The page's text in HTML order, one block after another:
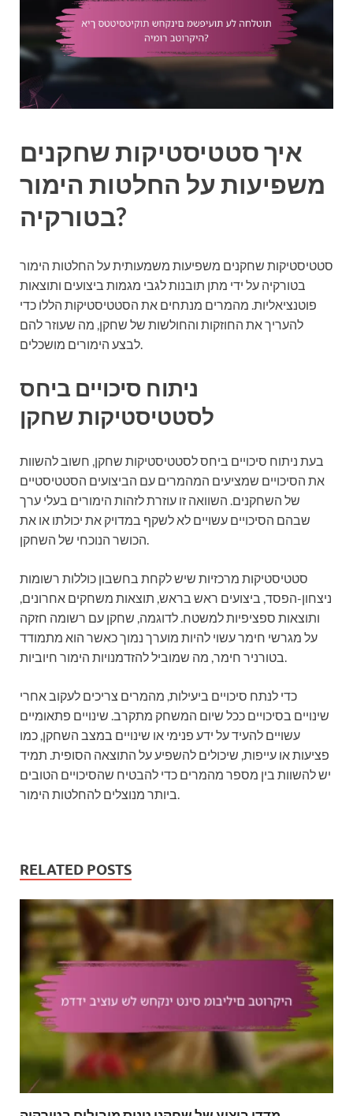
איך סטטיסטיקות שחקנים
משפיעות על החלטות הימור
בטורקיה?
סטטיסטיקות שחקנים משפיעות משמעותית על החלטות הימור
בטורקיה על ידי מתן תובנות לגבי מגמות ביצועים ותוצאות
פוטנציאליות. מהמרים מנתחים את הסטטיסטיקות הללו כדי
להעריך את החוזקות והחולשות של שחקן, מה שעוזר להם
לבצע הימורים מושכלים.
ניתוח סיכויים ביחס
לסטטיסטיקות שחקן
בעת ניתוח סיכויים ביחס לסטטיסטיקות שחקן, חשוב להשוות
את הסיכויים שמציעים המהמרים עם הביצועים הסטטיסטיים
של השחקנים. השוואה זו עוזרת לזהות הימורים בעלי ערך
שבהם הסיכויים עשויים לא לשקף במדויק את יכולתו או את
סטטיסטיקות מרכזיות שיש לקחת בחשבון כוללות רשומות
ניצחון-הפסד, ביצועים ראש בראש, תוצאות משחקים אחרונים,
ותוצאות ספציפיות למשטח. לדוגמה, שחקן עם רשומה חזקה
על מגרשי חימר עשוי להיות מוערך נמוך כאשר הוא מתמודד
כדי לנתח סיכויים ביעילות, מהמרים צריכים לעקוב אחרי
שינויים בסיכויים ככל שיום המשחק מתקרב. שינויים פתאומיים
עשויים להעיד על ידע פנימי או שינויים במצב השחקן, כמו
פציעות או עייפות, שיכולים להשפיע על התוצאה הסופית. תמיד
יש להשוות בין מספר מהמרים כדי להבטיח שהסיכויים הטובים
RELATED POSTS